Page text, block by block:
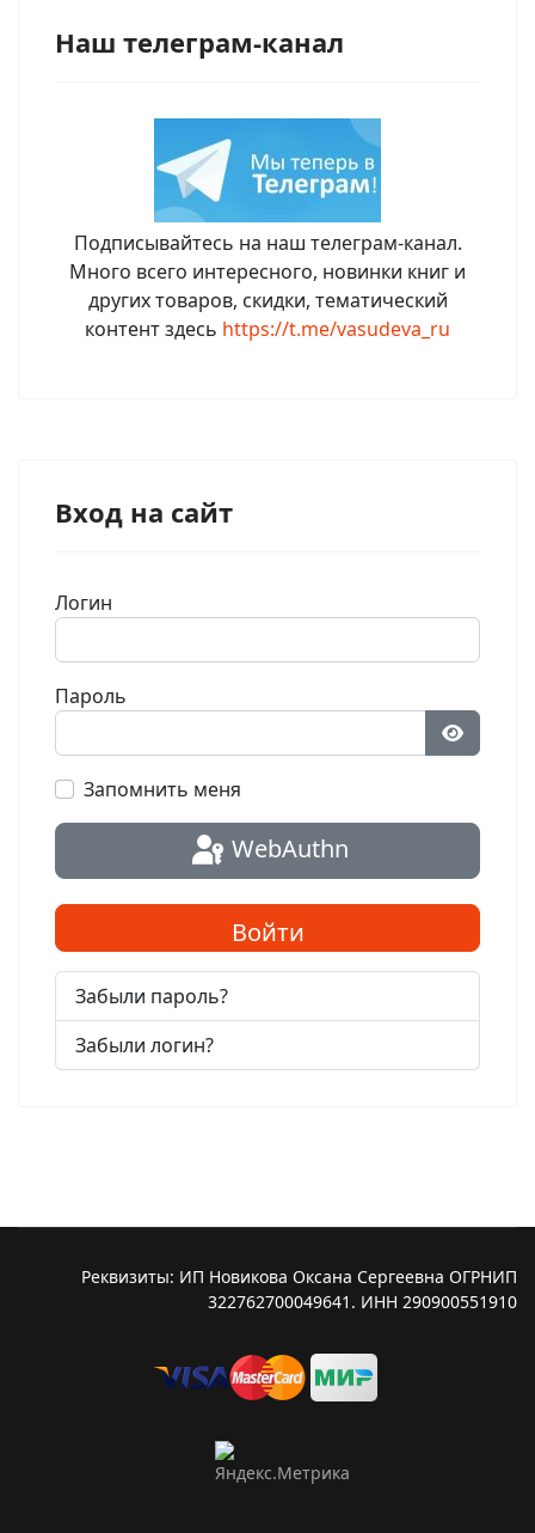
Наш телеграм-канал
Подписывайтесь на наш телеграм-канал.
Много всего интересного, новинки книг и
других товаров, скидки, тематический
контент здесь https://t.me/vasudeva_ru
Вход на сайт
Логин
Пароль
Запомнить меня
WebAuthn
Войти
Забыли пароль?
Забыли логин?
Реквизиты: ИП Новикова Оксана Сергеевна ОГРНИП
322762700049641. ИНН 290900551910